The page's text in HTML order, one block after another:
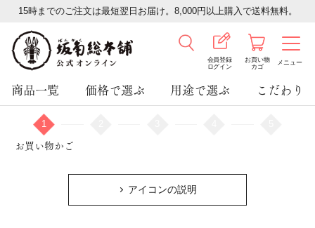
15時までのご注文は最短翌日お届け。8,000円以上購入で送料無料。
会員登録
ログイン
お買い物
カゴ
メニュー
商品一覧 価格で選ぶ 用途で選ぶ こだわり
1
お買い物かご
アイコンの説明